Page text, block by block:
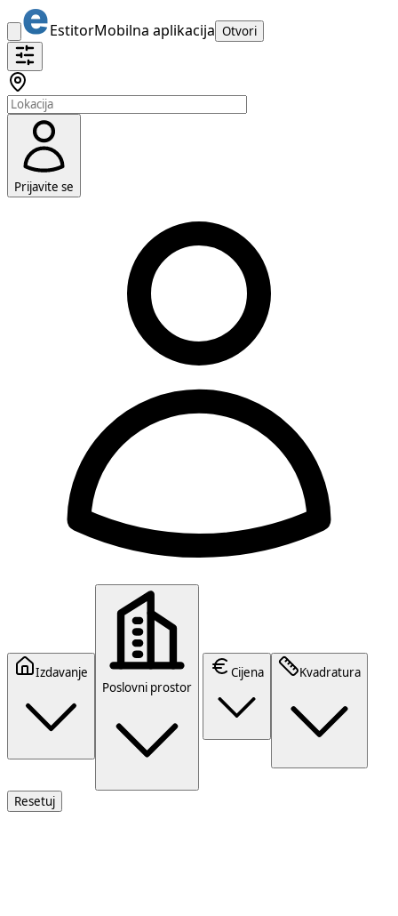
EstitorMobilna aplikacija Otvori
Prijavite se
Izdavanje
Poslovni prostor
Cijena Kvadratura
Resetuj